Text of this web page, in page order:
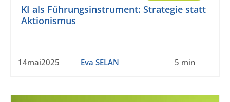
KI als Führungsinstrument: Strategie statt
Aktionismus
14mai2025 Eva SELAN 5 min